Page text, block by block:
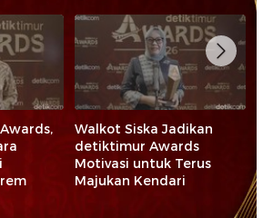
Walkot Siska Jadikan
detiktimur Awards
Motivasi untuk Terus
Majukan Kendari